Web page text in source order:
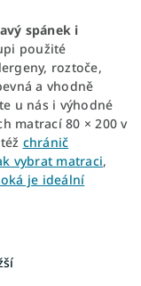
spánek i
použité
roztoče,
a vhodně
u nás i výhodné
matrací 80 × 200 v
chránič
vybrat matraci,
je ideální